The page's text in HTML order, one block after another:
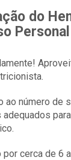
do
ao número de
por cerca de 6